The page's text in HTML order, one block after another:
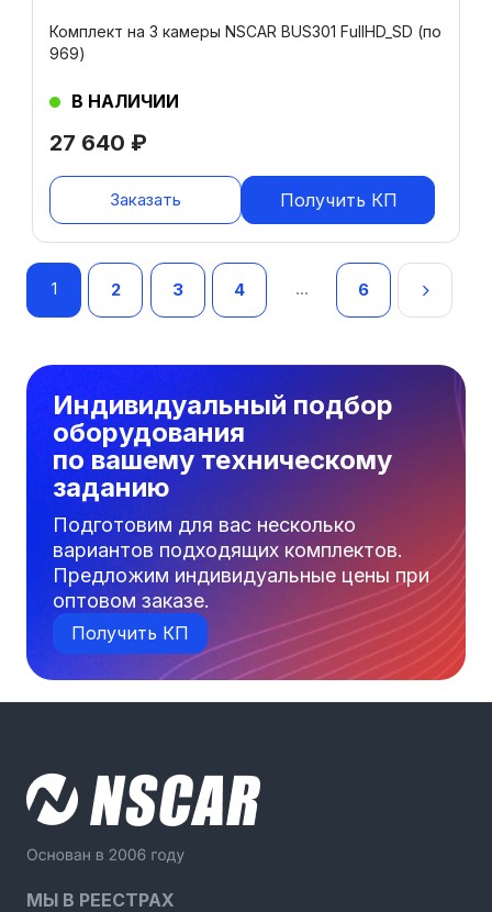
27 640 ₽
Комплект на 3 камеры NSCAR BUS301 FullHD_SD (по
969)
В НАЛИЧИИ
Заказать Получить КП
Навигация
записям
1 2 3 4 … 6
Индивидуальный подбор
оборудования
по вашему техническому
заданию
Подготовим для вас несколько
вариантов подходящих комплектов.
Предложим индивидуальные цены при
оптовом заказе.
Получить КП
МЫ В РЕЕСТРАХ